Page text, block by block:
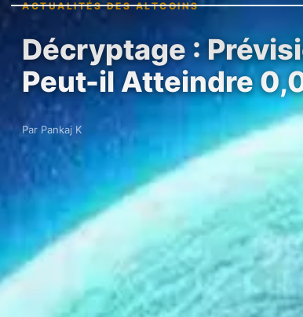
ACTUALITÉS DES ALTCOINS
Décryptage :
Peut-il Atteindre
Par Pankaj K